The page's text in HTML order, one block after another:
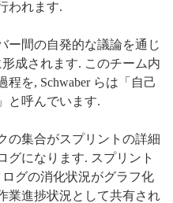
われます.
ー間の自発的な議論を通じ
成されます. このチーム内
を, Schwaber らは「自己
と呼んでいます.
の集合がスプリントの詳細
グになります. スプリント
グの消化状況がグラフ化
業進捗状況として共有され